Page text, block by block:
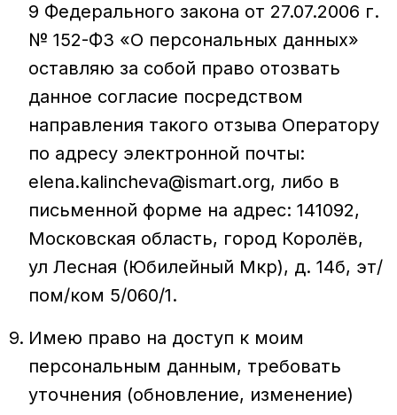
9 Федерального закона от 27.07.2006 г.
№ 152-ФЗ «О персональных данных»
оставляю за собой право отозвать
данное согласие посредством
направления такого отзыва Оператору
по адресу электронной почты:
elena.kalincheva@ismart.org, либо в
письменной форме на адрес: 141092,
Московская область, город Королёв,
ул Лесная (Юбилейный Мкр), д. 14б, эт/
пом/ком 5/060/1.
Имею право на доступ к моим
персональным данным, требовать
уточнения (обновление, изменение)